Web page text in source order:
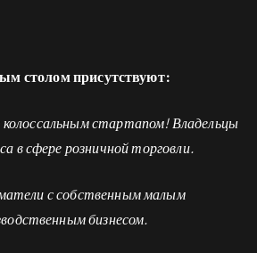
столом присутствуют:
стартапом! Владельцы
в сфере розничной торговли.
с собственным малым
бизнесом.